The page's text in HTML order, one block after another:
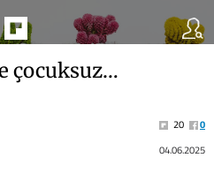
çocuksuz…
20
0
04.06.2025